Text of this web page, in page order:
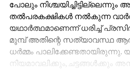
പോലും നിശ്ചയിച്ചിട്ടില്ലെന്നും
തല്‍പരകക്ഷികള്‍ നല്‍കുന്ന
യഥാര്‍ത്ഥമാണെന്ന് ധരിച്ച്
മുമ്പ് അതിന്റെ സത്യാവസ്ഥ
ധര്‍മ്മം പാലിക്കേണ്ടതായിരുന്നു.
നിയമാവലിക്കും,ചട്ടങ്ങള്‍ക്കും